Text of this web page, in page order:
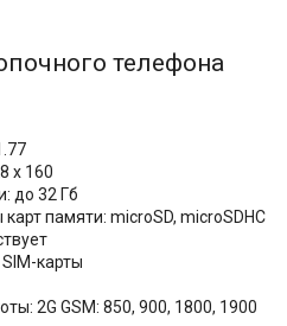
телефона
x 160
до 32 Гб
памяти: microSD, microSDHC
карты
2G GSM: 850, 900, 1800, 1900